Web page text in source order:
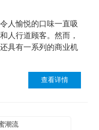
人愉悦的口味一直吸
人行道顾客。然而，
具有一系列的商业机
查看详情